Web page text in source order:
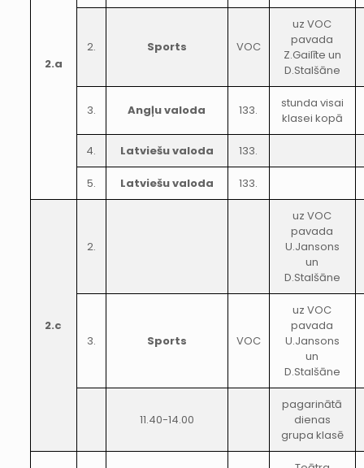
2.a
2. Sports VOC
uz VOC
pavada
Z.Gailīte un
D.Stalšāne
3. Angļu valoda 133.
stunda visai
klasei kopā
4. Latviešu valoda 133.
5. Latviešu valoda 133.
2.c
2.
uz VOC
pavada
U.Jansons
un
D.Stalšāne
3. Sports VOC
uz VOC
pavada
U.Jansons
un
D.Stalšāne
11.40-14.00
pagarinātā
dienas
grupa klasē